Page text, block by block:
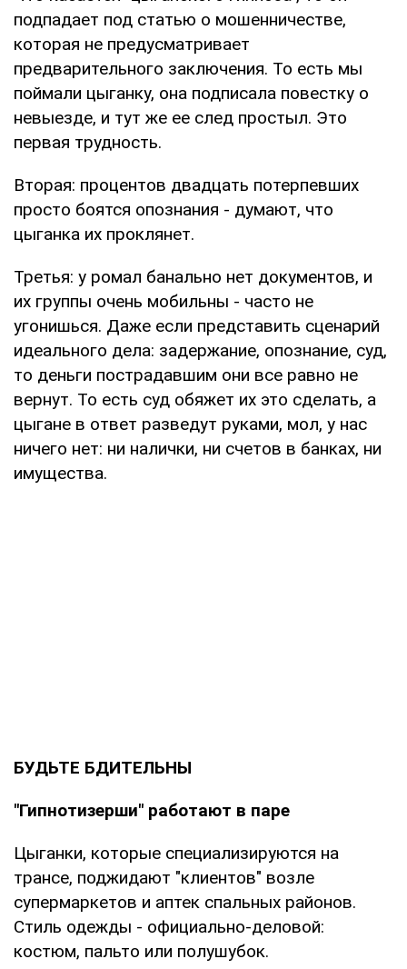
подпадает под статью о мошенничестве,
которая не предусматривает
предварительного заключения. То есть мы
поймали цыганку, она подписала повестку о
невыезде, и тут же ее след простыл. Это
первая трудность.
Вторая: процентов двадцать потерпевших
просто боятся опознания - думают, что
цыганка их проклянет.
Третья: у ромал банально нет документов, и
их группы очень мобильны - часто не
угонишься. Даже если представить сценарий
идеального дела: задержание, опознание, суд,
то деньги пострадавшим они все равно не
вернут. То есть суд обяжет их это сделать, а
цыгане в ответ разведут руками, мол, у нас
ничего нет: ни налички, ни счетов в банках, ни
имущества.
БУДЬТЕ БДИТЕЛЬНЫ
"Гипнотизерши" работают в паре
Цыганки, которые специализируются на
трансе, поджидают "клиентов" возле
супермаркетов и аптек спальных районов.
Стиль одежды - официально-деловой:
костюм, пальто или полушубок.